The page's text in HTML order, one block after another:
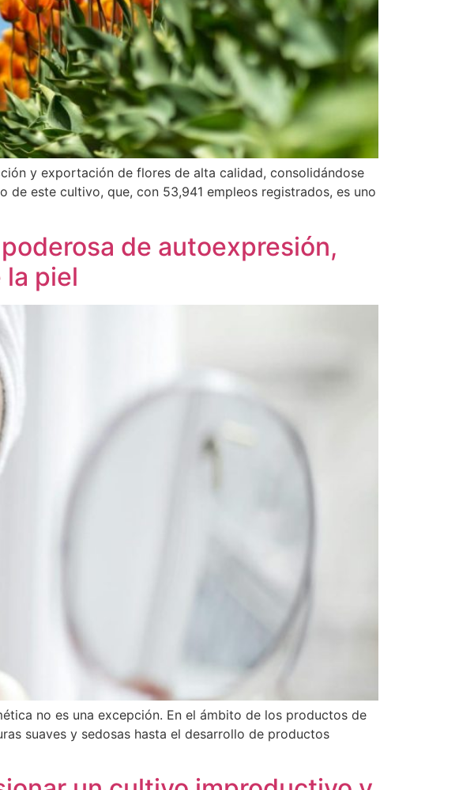
y exportación de flores de alta calidad, consolidándose
este cultivo, que, con 53,941 empleos registrados, es uno
de autoexpresión,
piel
no es una excepción. En el ámbito de los productos de
suaves y sedosas hasta el desarrollo de productos